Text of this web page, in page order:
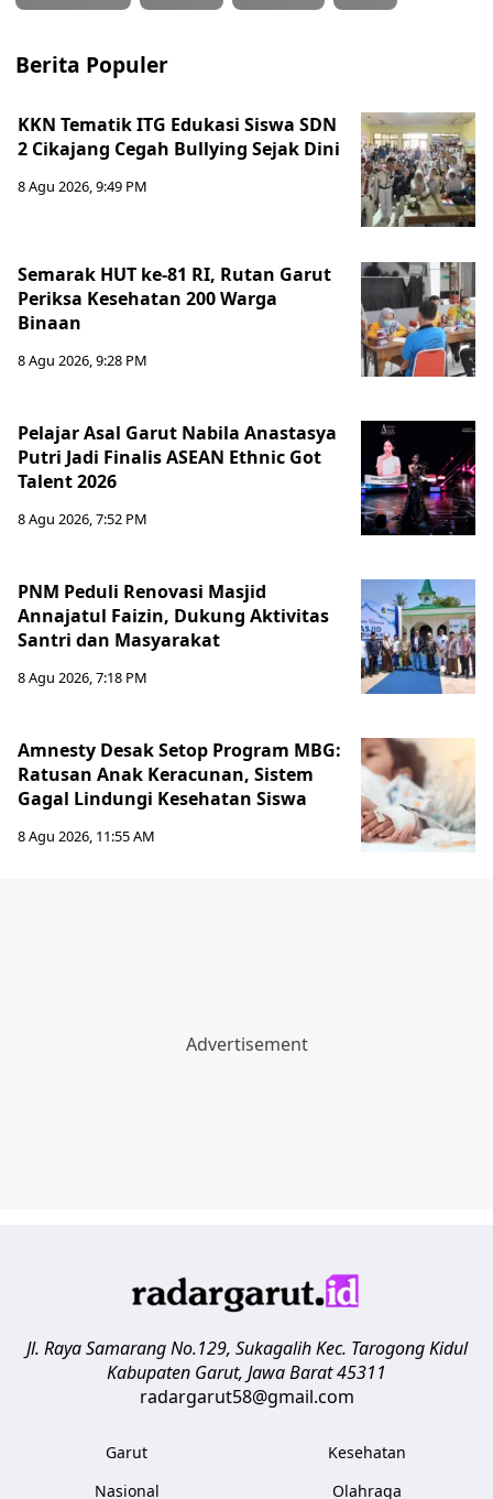
Berita Populer
KKN Tematik ITG Edukasi Siswa SDN
2 Cikajang Cegah Bullying Sejak Dini
8 Agu 2026, 9:49 PM
Semarak HUT ke-81 RI, Rutan Garut
Periksa Kesehatan 200 Warga
Binaan
8 Agu 2026, 9:28 PM
Pelajar Asal Garut Nabila Anastasya
Putri Jadi Finalis ASEAN Ethnic Got
Talent 2026
8 Agu 2026, 7:52 PM
PNM Peduli Renovasi Masjid
Annajatul Faizin, Dukung Aktivitas
Santri dan Masyarakat
8 Agu 2026, 7:18 PM
Amnesty Desak Setop Program MBG:
Ratusan Anak Keracunan, Sistem
Gagal Lindungi Kesehatan Siswa
8 Agu 2026, 11:55 AM
Jl. Raya Samarang No.129, Sukagalih Kec. Tarogong Kidul
Kabupaten Garut, Jawa Barat45311
radargarut58@gmail.com
Garut
Nasional
Kesehatan
Olahraga